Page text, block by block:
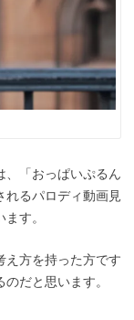
、「おっぱいぷるん
れるパロディ動画見
す。
え方を持った方です
だと思います。